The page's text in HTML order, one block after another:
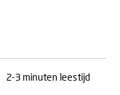
2-3 minuten leestijd